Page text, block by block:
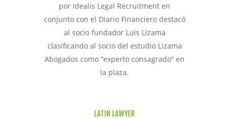
por Idealis Legal Recruitment en
conjunto con el Diario Financiero destacó
al socio fundador Luis Lizama
clasificando al socio del estudio Lizama
Abogados como “experto consagrado” en
la plaza.
LATIN LAWYER